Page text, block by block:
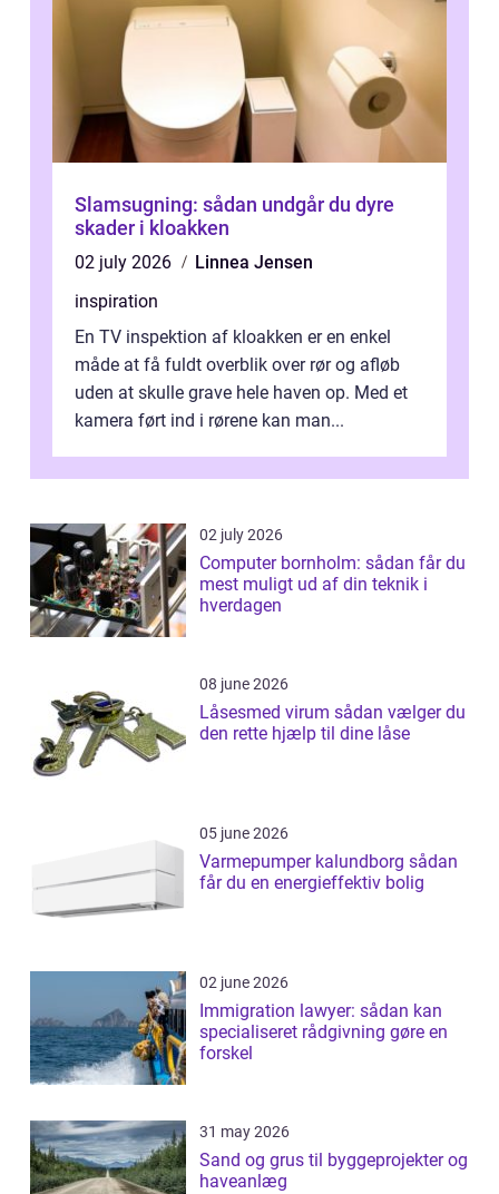
Slamsugning: sådan undgår du dyre
skader i kloakken
02 july 2026
Linnea Jensen
inspiration
En TV inspektion af kloakken er en enkel
måde at få fuldt overblik over rør og afløb
uden at skulle grave hele haven op. Med et
kamera ført ind i rørene kan man...
02 july 2026
Computer bornholm: sådan får du
mest muligt ud af din teknik i
hverdagen
08 june 2026
Låsesmed virum sådan vælger du
den rette hjælp til dine låse
05 june 2026
Varmepumper kalundborg sådan
får du en energieffektiv bolig
02 june 2026
Immigration lawyer: sådan kan
specialiseret rådgivning gøre en
forskel
31 may 2026
Sand og grus til byggeprojekter og
haveanlæg